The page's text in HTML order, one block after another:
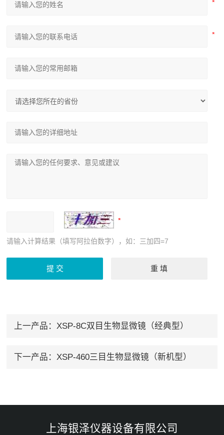
请输入计算结果（填写阿拉伯数字），如：三加四=7
上一产品： XSP-8C双目生物显微镜（经典型）
下一产品： XSP-460三目生物显微镜（新机型）
上海银泽仪器设备有限公司